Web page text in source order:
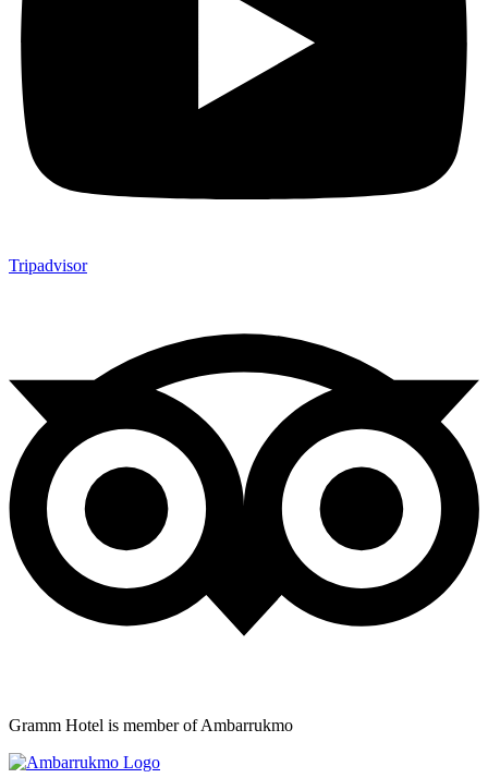
Tripadvisor
Gramm Hotel is member of Ambarrukmo